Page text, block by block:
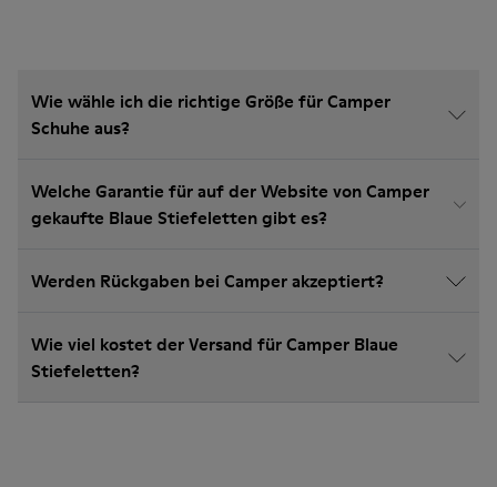
Wie wähle ich die richtige Größe für Camper
Schuhe aus?
Welche Garantie für auf der Website von Camper
gekaufte Blaue Stiefeletten gibt es?
Werden Rückgaben bei Camper akzeptiert?
Wie viel kostet der Versand für Camper Blaue
Stiefeletten?